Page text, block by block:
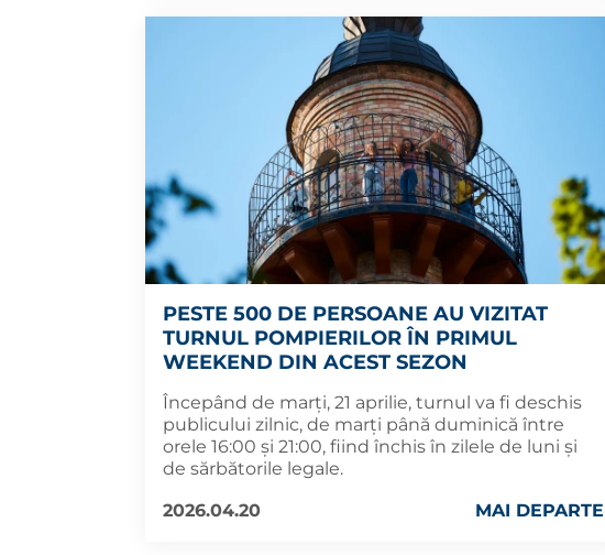
PESTE 500 DE PERSOANE AU VIZITAT
TURNUL POMPIERILOR ÎN PRIMUL
WEEKEND DIN ACEST SEZON
Începând de marți, 21 aprilie, turnul va fi deschis
publicului zilnic, de marți până duminică între
orele 16:00 și 21:00, fiind închis în zilele de luni și
de sărbătorile legale.
2026.04.20
MAI DEPARTE